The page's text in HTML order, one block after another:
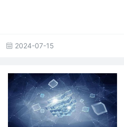
2024-07-15